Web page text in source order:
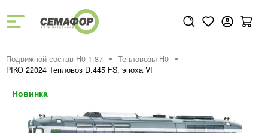
Подвижной состав H0 1:87
Тепловозы H0
PIKO 22024 Тепловоз D.445 FS, эпоха VI